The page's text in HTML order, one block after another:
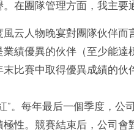
在團隊管理方面，我主要
云人物晚宴對團隊伙伴
績優異的伙伴（至少能達
比賽中取得優異成績的伙
”。每年最后一個季度，公
性。競賽結束后，公司